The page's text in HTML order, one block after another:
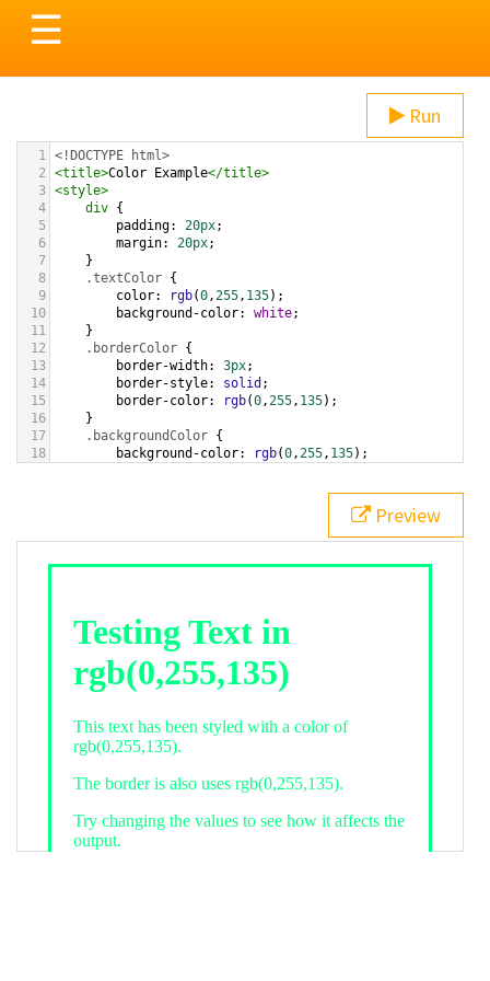
Toggle
navigation
☰
Run
1 <!DOCTYPE html>
2
<title>Color Example</title>
3 <style>
4
div {
5
padding: 20px;
6
margin: 20px;
7
}
8
.textColor {
9
color: rgb(0,255, 135);
10
background-color: white;
11
}
12
.borderColor {
13
border-width: 3px;
14
border-style: solid ;
15
border-color: rgb(0,255, 135);
16
}
17
.backgroundColor {
18
background-color: rgb(0,255, 135);
bottom ,
white, rgb(0,255,135));
div class="textColor borderColor"
< h1>Testing Text in rgb(0,255,135)
Preview